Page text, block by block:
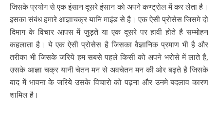
जिसके प्रयोग से एक इंसान दूसरे इंसान को अपने कण्ट्रोल में कर लेता है।
इसका संबंध हमारे आज्ञाचक्र यानि माइंड से है। एक ऐसी प्रोसेस जिसमे दो
दिमाग के विचार आपस में जुड़ते या एक दूसरे पर हावी होते है सम्मोहन
कहलाता है। ये एक ऐसी प्रोसेस है जिसका वैज्ञानिक प्रमाण भी है और
तरीका भी जिसके जरिये हम सबसे पहले किसी को अपने भरोसे में लाते है,
उसके आज्ञा चक्र यानी चेतन मन से अवचेतन मन की ओर बढ़ते है जिसके
बाद में भावना के जरिये उसके विचारो को पढ़ना और उनमे बदलाव कारण
शामिल है।